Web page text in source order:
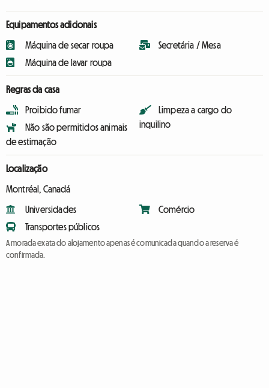
Equipamentos adicionais
Máquina de secar roupa
Máquina de lavar roupa
Secretária / Mesa
Regras da casa
Proibido fumar
Não são permitidos animais
de estimação
Limpeza a cargo do
inquilino
Localização
Montréal, Canadá
Universidades
Transportes públicos
Comércio
A morada exata do alojamento apenas é comunicada quando a reserva é
confirmada.